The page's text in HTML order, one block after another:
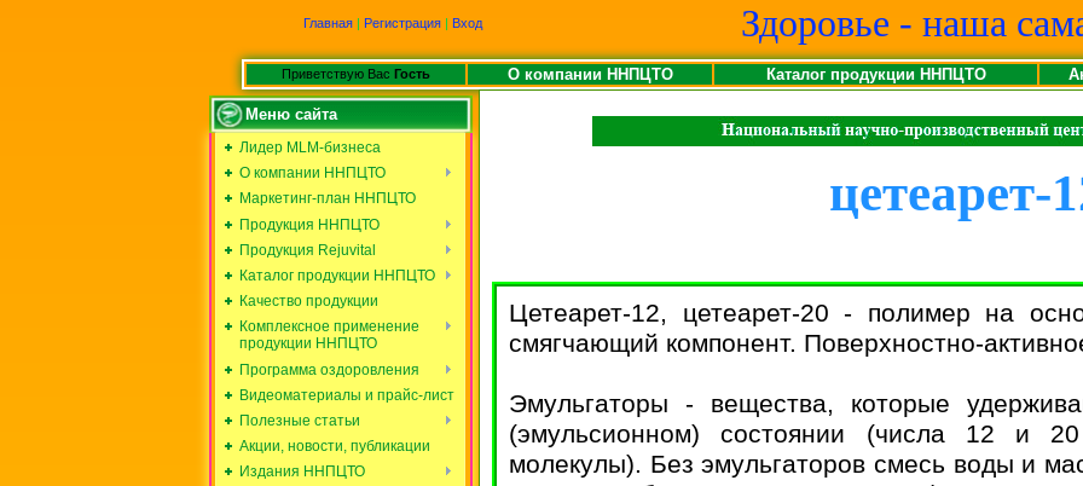
Главная | Регистрация | Вход Здоровье - наша
Приветствую Вас Гость О компании ННПЦТО Каталог продукции ННПЦТО
Меню сайта
Лидер MLM-бизнеса
О компании ННПЦТО
Маркетинг-план ННПЦТО
Продукция ННПЦТО
Продукция Rejuvital
Каталог продукции ННПЦТО
Качество продукции
Комплексное применение
продукции ННПЦТО
Программа оздоровления
Видеоматериалы и прайс-лист
Полезные статьи
Акции, новости, публикации
Издания ННПЦТО
цетеарет-
Цетеарет-12, цетеарет-20 - полимер на
смягчающий компонент. Поверхностно-
Эмульгаторы - вещества, которые
(эмульсионном) состоянии (числа 12 и
молекулы). Без эмульгаторов смесь воды и